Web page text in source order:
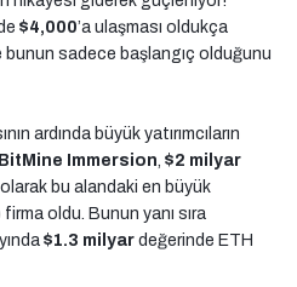
$4,000’a ulaşması oldukça
sadece başlangıç olduğunu
ardında büyük yatırımcıların
BitMine Immersion, $2 milyar
olarak bu alandaki en büyük
oldu. Bunun yanı sıra
$1.3 milyar değerinde ETH